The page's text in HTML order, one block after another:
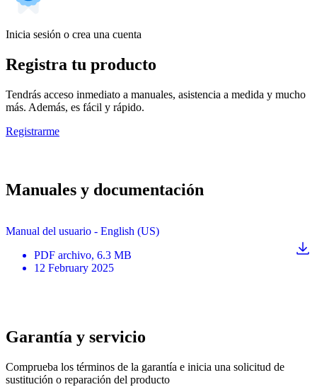
Inicia sesión o crea una cuenta
Registra tu producto
Tendrás acceso inmediato a manuales, asistencia a medida y mucho
más. Además, es fácil y rápido.
Registrarme
Manuales y documentación
Manual del usuario - English (US)
PDF archivo, 6.3 MB
12 February 2025
Garantía y servicio
Comprueba los términos de la garantía e inicia una solicitud de
sustitución o reparación del producto